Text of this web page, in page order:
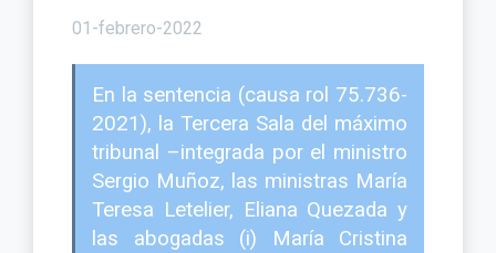
01-febrero-2022
En la sentencia (causa rol 75.736-
2021), la Tercera Sala del máximo
tribunal –integrada por el ministro
Sergio Muñoz, las ministras María
Teresa Letelier, Eliana Quezada y
las abogadas (i) María Cristina